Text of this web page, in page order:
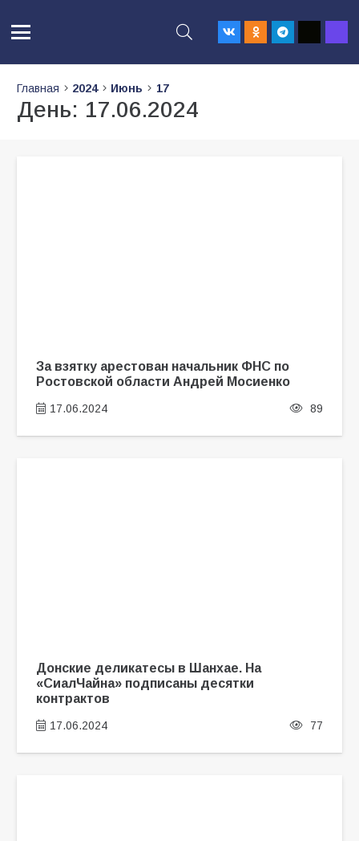
Главная 2024 Июнь 17
День: 17.06.2024
За взятку арестован начальник ФНС по
Ростовской области Андрей Мосиенко
17.06.2024 89
Донские деликатесы в Шанхае. На
«СиалЧайна» подписаны десятки
контрактов
17.06.2024 77